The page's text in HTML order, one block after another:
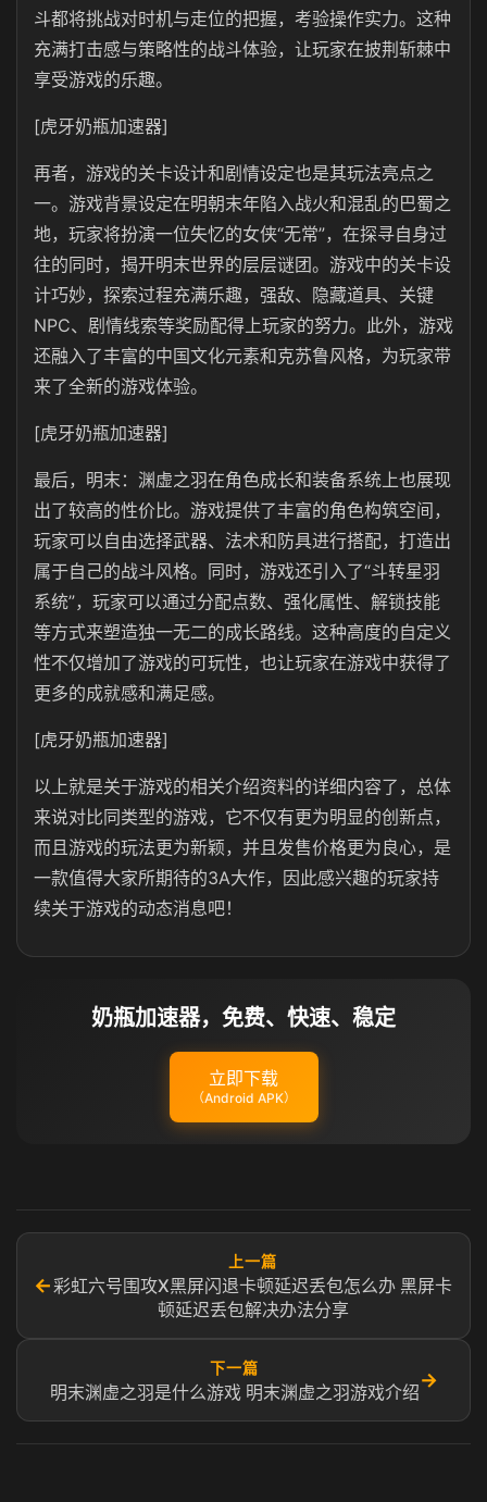
斗都将挑战对时机与走位的把握，考验操作实力。这种
充满打击感与策略性的战斗体验，让玩家在披荆斩棘中
享受游戏的乐趣。
[虎牙奶瓶加速器]
再者，‌游戏的关卡设计和剧情设定也是其玩法亮点之
一‌。游戏背景设定在明朝末年陷入战火和混乱的巴蜀之
地，玩家将扮演一位失忆的女侠“无常”，在探寻自身过
往的同时，揭开明末世界的层层谜团。游戏中的关卡设
计巧妙，探索过程充满乐趣，强敌、隐藏道具、关键
NPC、剧情线索等奖励配得上玩家的努力。此外，游戏
还融入了丰富的中国文化元素和克苏鲁风格，为玩家带
来了全新的游戏体验。
[虎牙奶瓶加速器]
最后，‌明末：渊虚之羽在角色成长和装备系统上也展现
出了较高的性价比‌。游戏提供了丰富的角色构筑空间，
玩家可以自由选择武器、法术和防具进行搭配，打造出
属于自己的战斗风格。同时，游戏还引入了“斗转星羽
系统”，玩家可以通过分配点数、强化属性、解锁技能
等方式来塑造独一无二的成长路线。这种高度的自定义
性不仅增加了游戏的可玩性，也让玩家在游戏中获得了
更多的成就感和满足感。
[虎牙奶瓶加速器]
以上就是关于游戏的相关介绍资料的详细内容了，总体
来说对比同类型的游戏，它不仅有更为明显的创新点，
而且游戏的玩法更为新颖，并且发售价格更为良心，是
一款值得大家所期待的3A大作，因此感兴趣的玩家持
续关于游戏的动态消息吧！
奶瓶加速器，免费、快速、稳定
立即下载
（Android APK）
←
上一篇
彩虹六号围攻X黑屏闪退卡顿延迟丢包怎么办 黑屏卡
顿延迟丢包解决办法分享
下一篇
明末渊虚之羽是什么游戏 明末渊虚之羽游戏介绍
→